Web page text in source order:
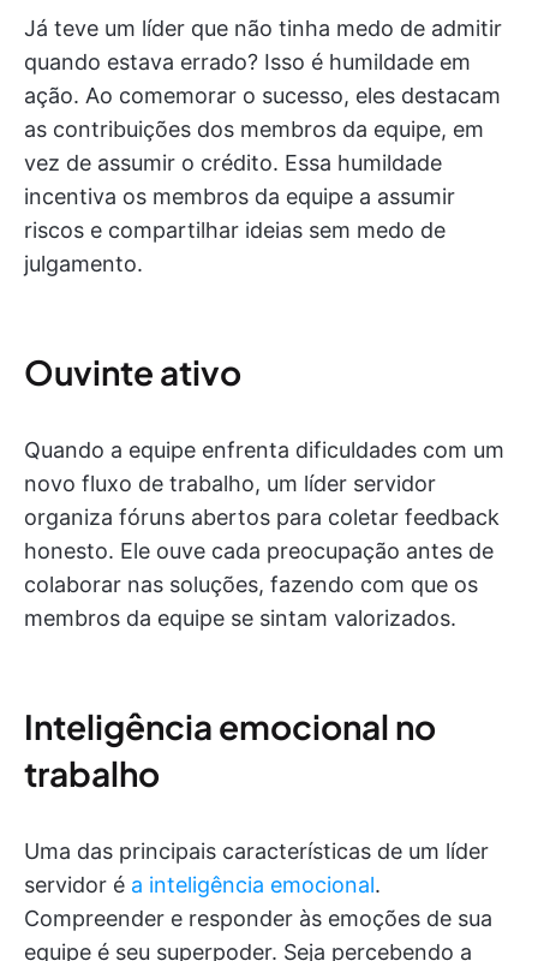
Já teve um líder que não tinha medo de admitir
quando estava errado? Isso é humildade em
ação. Ao comemorar o sucesso, eles destacam
as contribuições dos membros da equipe, em
vez de assumir o crédito. Essa humildade
incentiva os membros da equipe a assumir
riscos e compartilhar ideias sem medo de
julgamento.
Ouvinte ativo
Quando a equipe enfrenta dificuldades com um
novo fluxo de trabalho, um líder servidor
organiza fóruns abertos para coletar feedback
honesto. Ele ouve cada preocupação antes de
colaborar nas soluções, fazendo com que os
membros da equipe se sintam valorizados.
Inteligência emocional no
trabalho
Uma das principais características de um líder
servidor é a inteligência emocional.
Compreender e responder às emoções de sua
equipe é seu superpoder. Seja percebendo a